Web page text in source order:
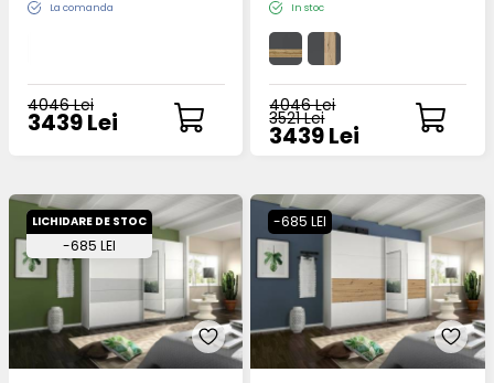
La comanda
4046 Lei
3439 Lei
In stoc
4046 Lei
3521 Lei
3439 Lei
LICHIDARE DE STOC
-685 LEI
-685 LEI